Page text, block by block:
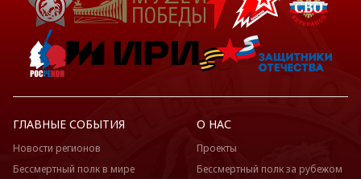
ГЛАВНЫЕ СОБЫТИЯ
Новости регионов
Бессмертный полк в мире
О НАС
Проекты
Бессмертный полк за рубежом